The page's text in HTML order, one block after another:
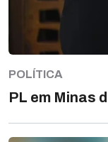
POLÍTICA
PL em Minas